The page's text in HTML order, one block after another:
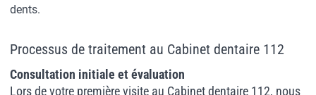
dents.
Processus de traitement au Cabinet dentaire 112
Consultation initiale et évaluation
Lors de votre première visite au Cabinet dentaire 112, nous